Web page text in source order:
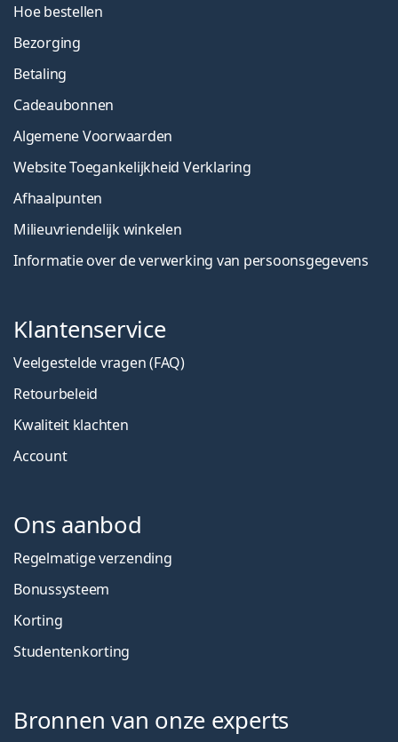
Hoe bestellen
Bezorging
Betaling
Cadeaubonnen
Algemene Voorwaarden
Website Toegankelijkheid Verklaring
Afhaalpunten
Milieuvriendelijk winkelen
Informatie over de verwerking van persoonsgegevens
Klantenservice
Veelgestelde vragen (FAQ)
Retourbeleid
Kwaliteit klachten
Account
Ons aanbod
Regelmatige verzending
Bonussysteem
Korting
Studentenkorting
Bronnen van onze experts